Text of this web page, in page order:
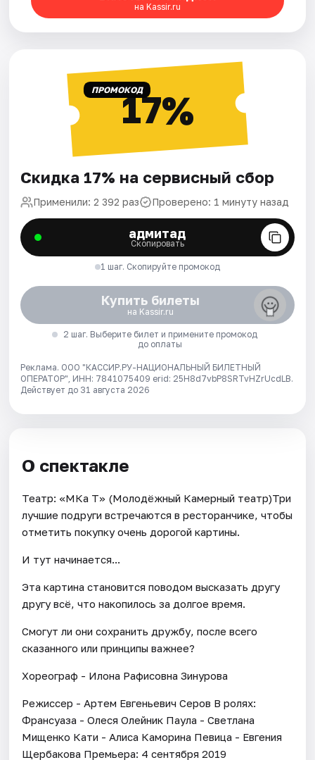
на Kassir.ru
ПРОМОКОД17%
Скидка 17% на сервисный сбор
Применили: 2 392 раз Проверено: 1 минуту назад
адмитад
Скопировать
1 шаг. Скопируйте промокод
Купить билеты
на Kassir.ru
2 шаг. Выберите билет и примените промокод
до оплаты
Реклама. ООО "КАССИР.РУ-НАЦИОНАЛЬНЫЙ БИЛЕТНЫЙ
ОПЕРАТОР", ИНН: 7841075409 erid: 25H8d7vbP8SRTvHZrUcdLB.
Действует до 31 августа 2026
О спектакле
Театр: «МКа Т» (Молодёжный Камерный театр)Три
лучшие подруги встречаются в ресторанчике, чтобы
отметить покупку очень дорогой картины.
И тут начинается...
Эта картина становится поводом высказать другу
другу всё, что накопилось за долгое время.
Смогут ли они сохранить дружбу, после всего
сказанного или принципы важнее?
Хореограф - Илона Рафисовна Зинурова
Режиссер - Артем Евгеньевич Серов В ролях:
Франсуаза - Олеся Олейник Паула - Светлана
Мищенко Кати - Алиса Каморина Певица - Евгения
Щербакова Премьера: 4 сентября 2019